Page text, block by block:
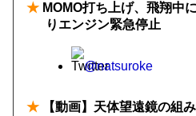
★ MOMO打ち上げ、飛翔中
りエンジン緊急停止
@natsuroke
★ 【動画】天体望遠鏡の組